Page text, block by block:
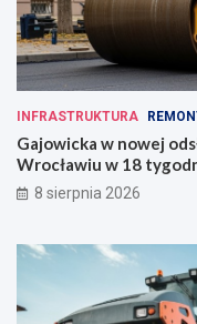
INFRASTRUKTURA
Gajowicka w nowej
Wrocławiu w 18
8 sierpnia 2026